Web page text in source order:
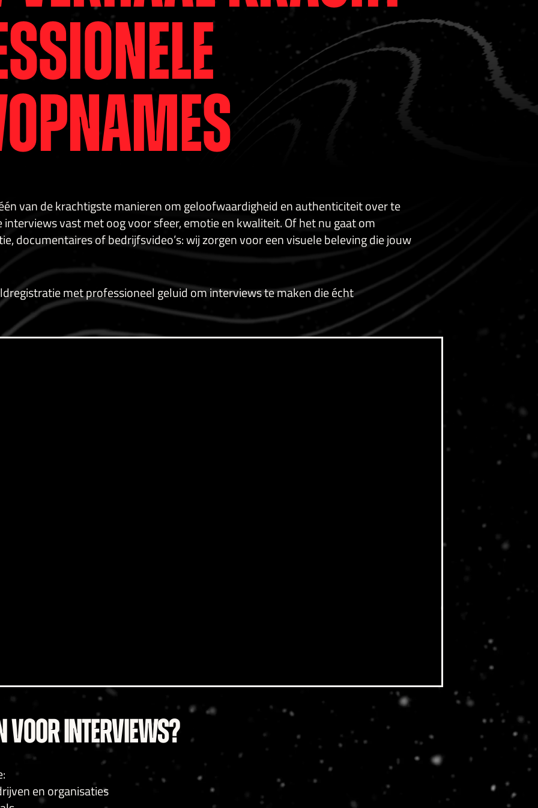
van de krachtigste manieren om geloofwaardigheid en authenticiteit over te
interviews vast met oog voor sfeer, emotie en kwaliteit. Of het nu gaat om
documentaires of bedrijfsvideo’s: wij zorgen voor een visuele beleving die jouw
met professioneel geluid om interviews te maken die écht
INTERVIEWS?
en organisaties